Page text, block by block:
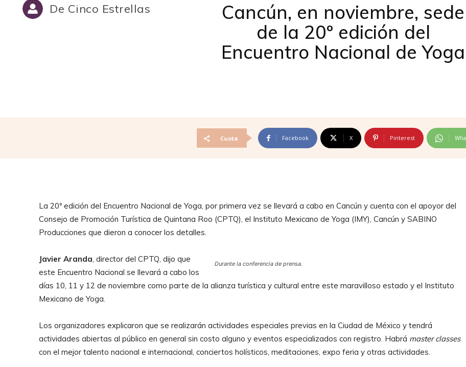
De Cinco Estrellas
Cancún, en noviembre, sede
de la 20º edición del
Encuentro Nacional de Yoga
Cuota Facebook X Pinterest
La 20º edición del Encuentro Nacional de Yoga, por primera vez se llevará a cabo en Cancún y cuenta con el apoyor del
Consejo de Promoción Turística de Quintana Roo (CPTQ), el Instituto Mexicano de Yoga (IMY), Cancún y SABINO
Producciones que dieron a conocer los detalles.
Durante la conferencia de prensa.
Javier Aranda, director del CPTQ, dijo que
este Encuentro Nacional se llevará a cabo los
días 10, 11 y 12 de noviembre como parte de la alianza turística y cultural entre este maravilloso estado y el Instituto
Mexicano de Yoga.
Los organizadores explicaron que se realizarán actividades especiales previas en la Ciudad de México y tendrá
actividades abiertas al público en general sin costo alguno y eventos especializados con registro. Habrá master classes
con el mejor talento nacional e internacional, conciertos holísticos, meditaciones, expo feria y otras actividades.